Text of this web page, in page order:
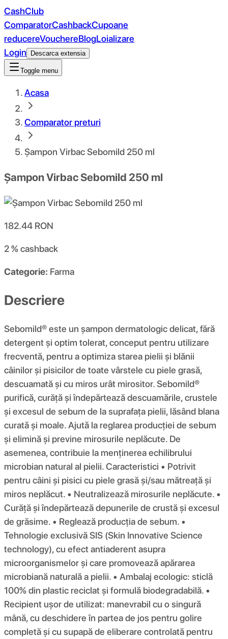
CashClub
ComparatorCashbackCupoane
reducereVouchereBlogLoializare
Login
Descarca extensia
Toggle menu
Acasa
Comparator preturi
Șampon Virbac Sebomild 250 ml
Șampon Virbac Sebomild 250 ml
182.44 RON
2 %cashback
Categorie: Farma
Descriere
Sebomild® este un șampon dermatologic delicat, fără
detergent și optim tolerat, conceput pentru utilizare
frecventă, pentru a optimiza starea pielii și blănii
câinilor și pisicilor de toate vârstele cu piele grasă,
descuamată și cu miros urât mirositor. Sebomild®
purifică, curăță și îndepărtează descuamările, crustele
și excesul de sebum de la suprafața pielii, lăsând blana
curată și moale. Ajută la reglarea producției de sebum
și elimină și previne mirosurile neplăcute. De
asemenea, contribuie la menținerea echilibrului
microbian natural al pielii. Caracteristici • Potrivit
pentru câini și pisici cu piele grasă și/sau mătreață și
miros neplăcut. • Neutralizează mirosurile neplăcute. •
Curăță și îndepărtează depunerile de crustă și excesul
de grăsime. • Reglează producția de sebum. •
Tehnologie exclusivă SIS (Skin Innovative Science
technology), cu efect antiaderent asupra
microorganismelor și care promovează apărarea
microbiană naturală a pielii. • Ambalaj ecologic: sticlă
100% din plastic reciclat și formulă biodegradabilă. •
Recipient ușor de utilizat: manevrabil cu o singură
mână, cu deschidere în partea de jos pentru golire
completă și cu supapă de eliberare controlată pentru